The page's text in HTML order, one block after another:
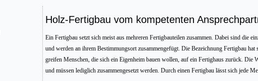
Holz-Fertigbau vom kompetenten
Ein Fertigbau setzt sich meist aus mehreren Fertigbauteilen zusammen. Dabei sind die
und werden an ihrem Bestimmungsort zusammengefügt. Die Bezeichnung Fertigbau
greifen Menschen, die sich ein Eigenheim bauen wollen, auf ein Fertighaus zurück. Die
und müssen lediglich zusammengesetzt werden. Durch einen Fertigbau lässt sich jede